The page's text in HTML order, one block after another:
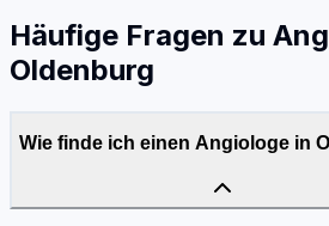
Häufige Fragen zu
Oldenburg
Wie finde ich einen Angiologe in